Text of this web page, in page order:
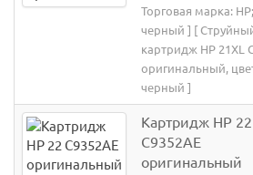
Торговая марка:
черный ] [
картридж HP 21XL
оригинальный,
черный ]
Картридж HP 22
C9352AE
оригинальный